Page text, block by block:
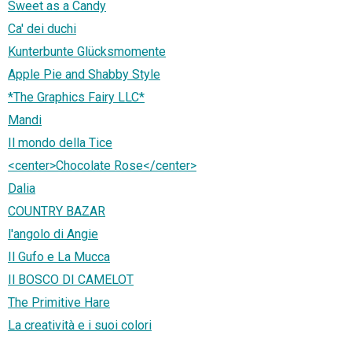
Sweet as a Candy
Ca' dei duchi
Kunterbunte Glücksmomente
Apple Pie and Shabby Style
*The Graphics Fairy LLC*
Mandi
Il mondo della Tice
<center>Chocolate Rose</center>
Dalia
COUNTRY BAZAR
l'angolo di Angie
Il Gufo e La Mucca
Il BOSCO DI CAMELOT
The Primitive Hare
La creatività e i suoi colori